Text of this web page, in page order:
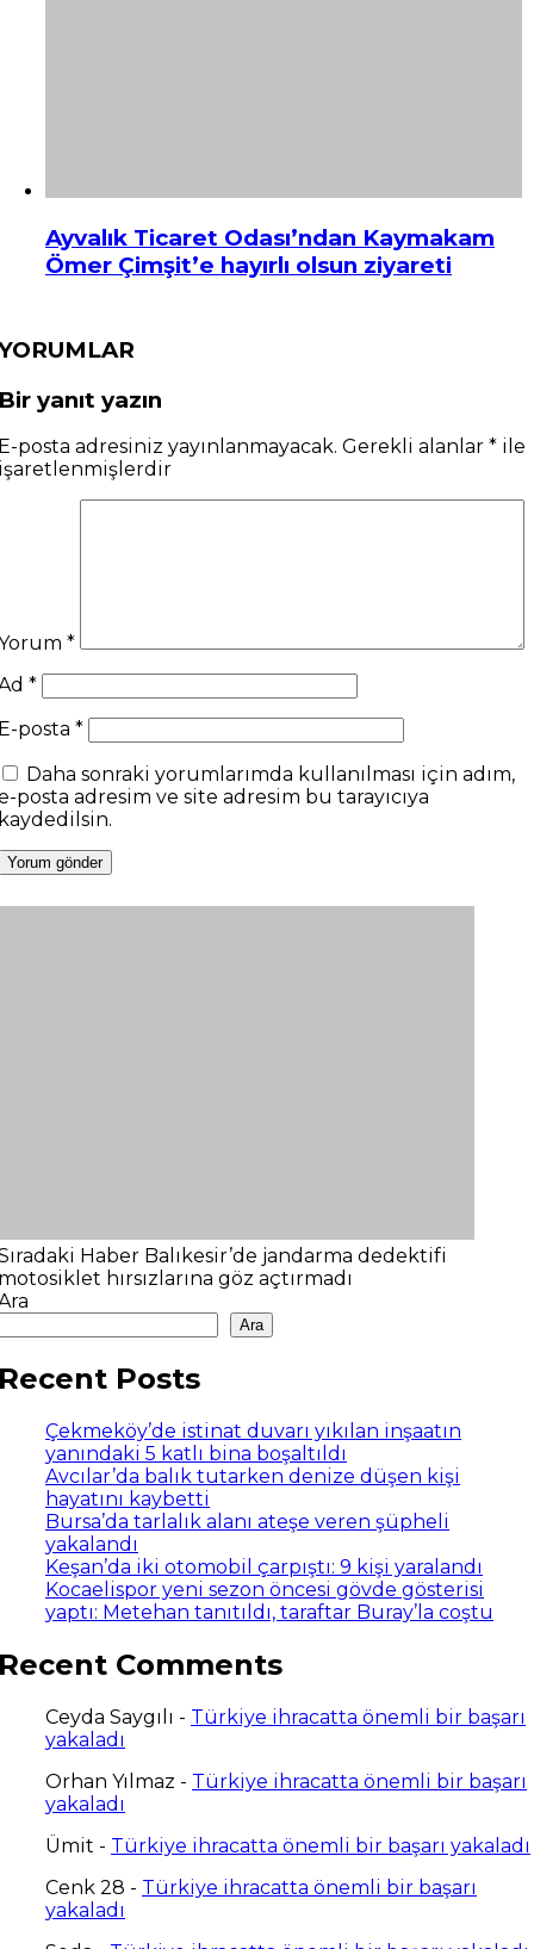
Ayvalık Ticaret Odası’ndan Kaymakam
Ömer Çimşit’e hayırlı olsun ziyareti
yanıt yazın
posta adresiniz yayınlanmayacak. Gerekli alanlar * ile
*
*
posta *
Daha sonraki yorumlarımda kullanılması için adım,
posta adresim ve site adresim bu tarayıcıya
Haber Balıkesir’de jandarma dedektifi
hırsızlarına göz açtırmadı
Ara
Posts
Çekmeköy’de istinat duvarı yıkılan inşaatın
yanındaki 5 katlı bina boşaltıldı
Avcılar’da balık tutarken denize düşen kişi
hayatını kaybetti
Bursa’da tarlalık alanı ateşe veren şüpheli
yakalandı
Keşan’da iki otomobil çarpıştı: 9 kişi yaralandı
Kocaelispor yeni sezon öncesi gövde gösterisi
yaptı: Metehan tanıtıldı, taraftar Buray’la coştu
Comments
Ceyda Saygılı - Türkiye ihracatta önemli bir başarı
yakaladı
Orhan Yılmaz - Türkiye ihracatta önemli bir başarı
yakaladı
Ümit - Türkiye ihracatta önemli bir başarı yakaladı
Cenk 28 - Türkiye ihracatta önemli bir başarı
yakaladı